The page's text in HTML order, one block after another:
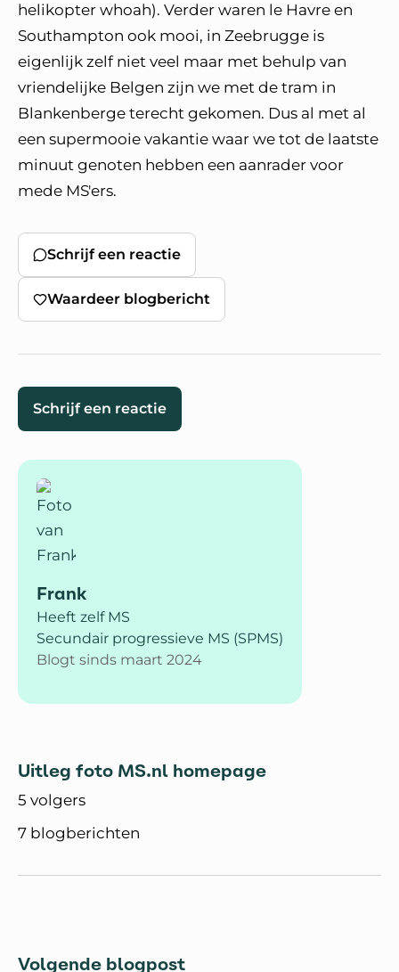
helikopter whoah). Verder waren le Havre en
Southampton ook mooi, in Zeebrugge is
eigenlijk zelf niet veel maar met behulp van
vriendelijke Belgen zijn we met de tram in
Blankenberge terecht gekomen. Dus al met al
een supermooie vakantie waar we tot de laatste
minuut genoten hebben een aanrader voor
mede MS'ers.
Schrijf een reactie
Waardeer blogbericht
Schrijf een reactie
Frank
Heeft zelf MS
Secundair progressieve MS (SPMS)
Blogt sinds maart 2024
Uitleg foto MS.nl homepage
5 volgers
7 blogberichten
Volgende blogpost